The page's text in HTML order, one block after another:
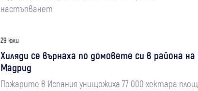
настъпванет
29 юли
Хиляди се върнаха по домовете си в района на
Мадрид
Пожарите в Испания унищожиха 77 000 хектара площ